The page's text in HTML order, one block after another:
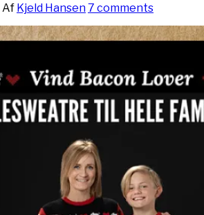
Af Kjeld Hansen7 comments